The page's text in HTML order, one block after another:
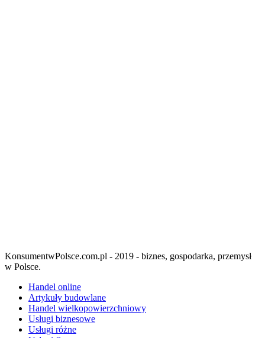
KonsumentwPolsce.com.pl - 2019 - biznes, gospodarka, przemysł
w Polsce.
Handel online
Artykuły budowlane
Handel wielkopowierzchniowy
Usługi biznesowe
Usługi różne